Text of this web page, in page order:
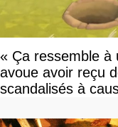
« Ça ressemble à
avoue avoir reçu
scandalisés à